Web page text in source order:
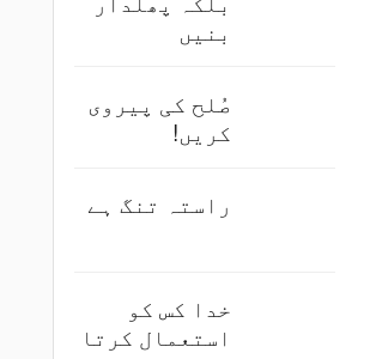
بنیں
صُلح کی پیروی
کریں!
راستہ تنگ ہے
خدا کس کو
استعمال کرتا